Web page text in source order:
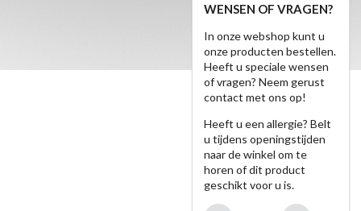
WENSEN OF VRAGEN?
In onze webshop kunt u
onze producten bestellen.
Heeft u speciale wensen
of vragen? Neem gerust
contact met ons op!
Heeft u een allergie? Belt
u tijdens openingstijden
naar de winkel om te
horen of dit product
geschikt voor u is.